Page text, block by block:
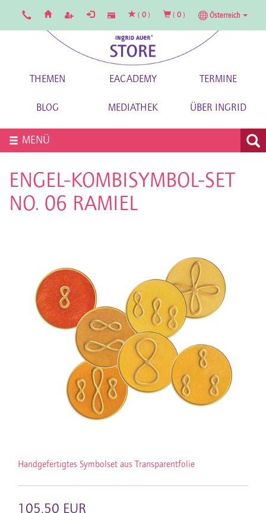
( 0 ) ( 0 ) Österreich
THEMEN EACADEMY TERMINE
BLOG MEDIATHEK ÜBER INGRID
MENÜ
ENGEL-KOMBISYMBOL-SET
NO. 06 RAMIEL
Handgefertigtes Symbolset aus Transparentfolie
105,50 EUR